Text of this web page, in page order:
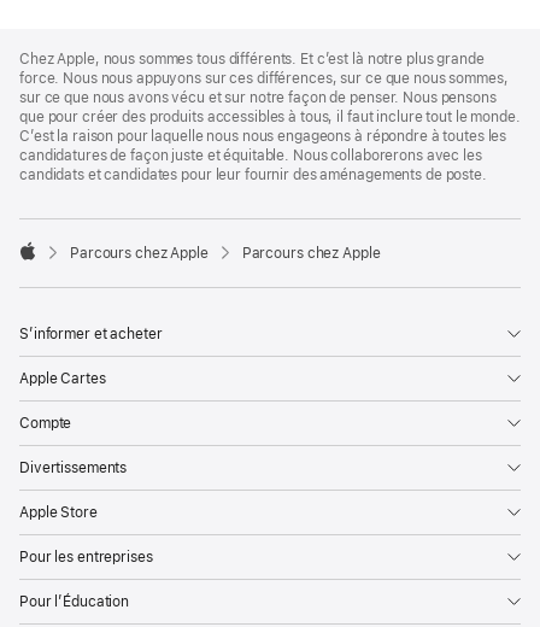
Footer
Chez Apple, nous sommes tous différents. Et c’est là notre plus grande
force. Nous nous appuyons sur ces différences, sur ce que nous sommes,
sur ce que nous avons vécu et sur notre façon de penser. Nous pensons
que pour créer des produits accessibles à tous, il faut inclure tout le monde.
C’est la raison pour laquelle nous nous engageons à répondre à toutes les
candidatures de façon juste et équitable. Nous collaborerons avec les
candidats et candidates pour leur fournir des aménagements de poste.

Parcours chez Apple Parcours chez Apple
S’informer et acheter
Apple Cartes
Compte
Divertissements
Apple Store
Pour les entreprises
Pour l’Éducation